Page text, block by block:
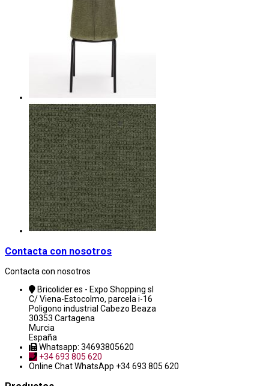
Contacta con nosotros
Contacta con nosotros
Bricolider.es - Expo Shopping sl
C/ Viena-Estocolmo, parcela i-16
Poligono industrial Cabezo Beaza
30353 Cartagena
Murcia
España
Whatsapp: 34693805620
+34 693 805 620
Online ChatWhatsApp +34 693 805 620